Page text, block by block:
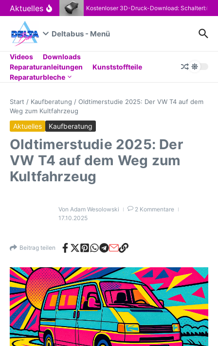
Zum Inhalt springen
Aktuelles Kostenloser 3D-Druck-Download:
Deltabus - Menü
Videos
Downloads
Reparaturanleitungen
Kunststoffteile
Reparaturbleche
Start / Kaufberatung / Oldtimerstudie 2025: Der VW T4 auf dem
Weg zum Kultfahrzeug
Aktuelles Kaufberatung
Oldtimerstudie 2025: Der
VW T4 auf dem Weg zum
Kultfahrzeug
Von Adam Wesolowski
2 Kommentare
17.10.2025
Beitrag teilen